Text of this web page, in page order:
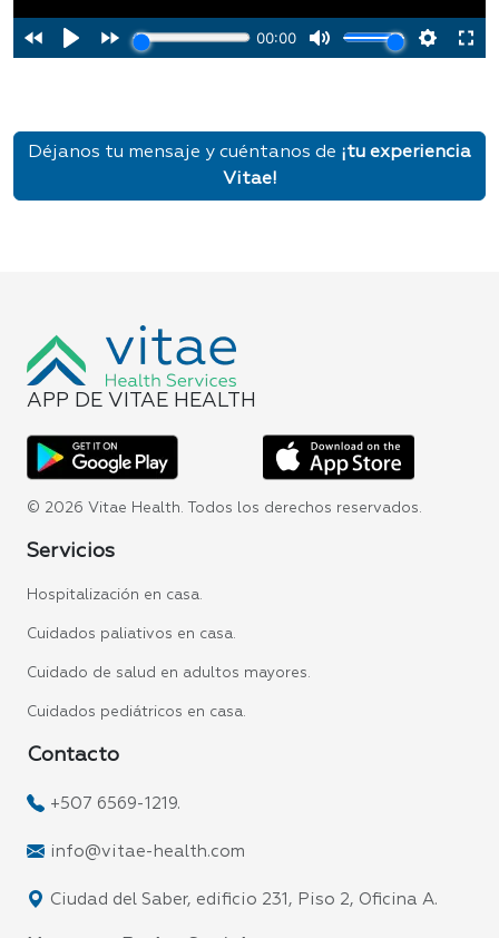
Déjanos tu mensaje y cuéntanos de ¡tu experiencia
Vitae!
APP DE VITAE HEALTH
© 2026 Vitae Health. Todos los derechos reservados.
Servicios
Hospitalización en casa.
Cuidados paliativos en casa.
Cuidado de salud en adultos mayores.
Cuidados pediátricos en casa.
Contacto
+507 6569-1219.
info@vitae-health.com
Ciudad del Saber, edificio 231, Piso 2, Oficina A.